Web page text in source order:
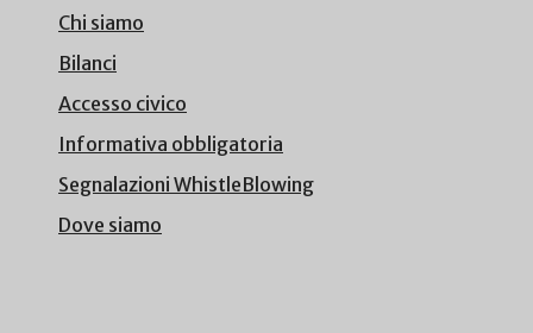
Chi siamo
Bilanci
Accesso civico
Informativa obbligatoria
Segnalazioni WhistleBlowing
Dove siamo